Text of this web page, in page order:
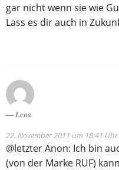
gar nicht wenn sie wie
Lass es dir auch in
Lena
22. November 2011 um 18:41 Uhr
@letzter Anon: Ich bin
(von der Marke RUF)